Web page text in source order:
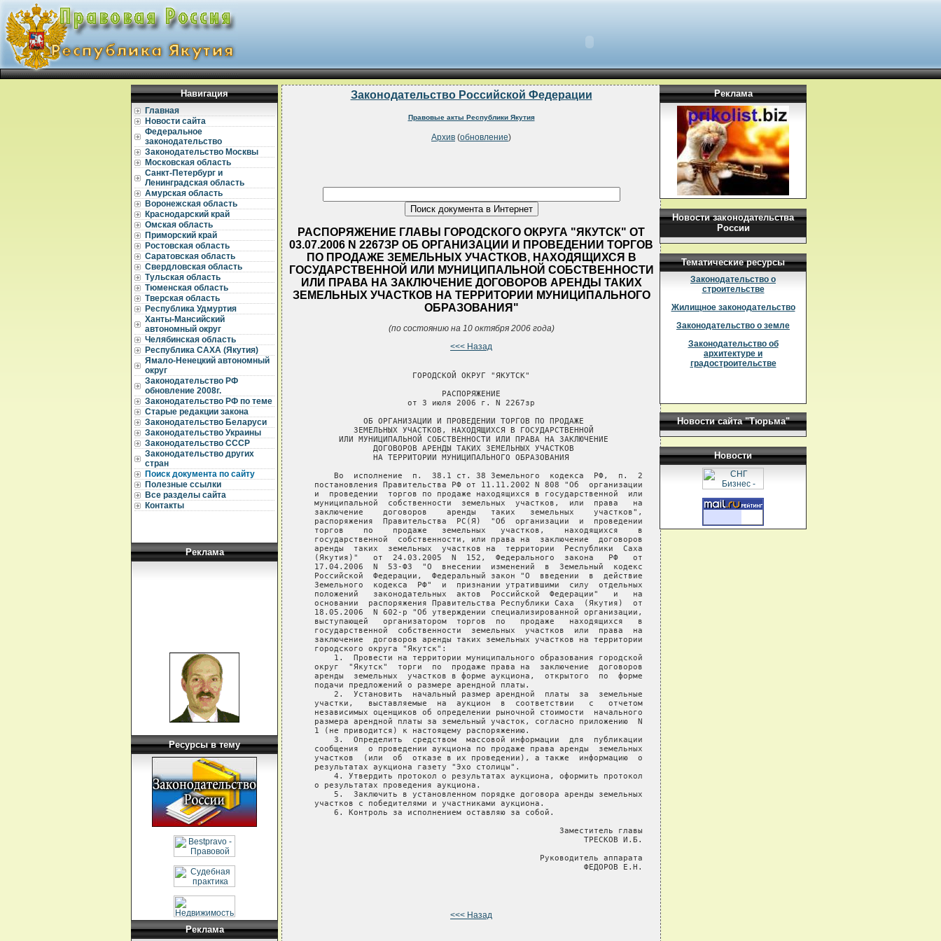
Навигация
Главная
Новости сайта
Федеральное
законодательство
Законодательство Москвы
Московская область
Санкт-Петербург и
Ленинградская область
Амурская область
Воронежская область
Краснодарский край
Омская область
Приморский край
Ростовская область
Саратовская область
Свердловская область
Тульская область
Тюменская область
Тверская область
Республика Удмуртия
Ханты-Мансийский
автономный округ
Челябинская область
Республика САХА (Якутия)
Ямало-Ненецкий автономный
округ
Законодательство РФ
обновление 2008г.
Законодательство РФ по теме
Старые редакции закона
Законодательство Беларуси
Законодательство Украины
Законодательство СССР
Законодательство других
стран
Поиск документа по сайту
Полезные ссылки
Все разделы сайта
Контакты
Реклама
Ресурсы в тему
Реклама
Законодательство Российской Федерации
Правовые акты Республики Якутия
Архив (обновление)
РАСПОРЯЖЕНИЕ ГЛАВЫ ГОРОДСКОГО ОКРУГА "ЯКУТСК" ОТ
03.07.2006 N 2267ЗР ОБ ОРГАНИЗАЦИИ И ПРОВЕДЕНИИ ТОРГОВ
ПО ПРОДАЖЕ ЗЕМЕЛЬНЫХ УЧАСТКОВ, НАХОДЯЩИХСЯ В
ГОСУДАРСТВЕННОЙ ИЛИ МУНИЦИПАЛЬНОЙ СОБСТВЕННОСТИ
ИЛИ ПРАВА НА ЗАКЛЮЧЕНИЕ ДОГОВОРОВ АРЕНДЫ ТАКИХ
ЗЕМЕЛЬНЫХ УЧАСТКОВ НА ТЕРРИТОРИИ МУНИЦИПАЛЬНОГО
ОБРАЗОВАНИЯ"
(по состоянию на 10 октября 2006 года)
<<< Назад
                       ГОРОДСКОЙ ОКРУГ "ЯКУТСК"
                             РАСПОРЯЖЕНИЕ
                      от 3 июля 2006 г. N 2267зр
             ОБ ОРГАНИЗАЦИИ И ПРОВЕДЕНИИ ТОРГОВ ПО ПРОДАЖЕ
           ЗЕМЕЛЬНЫХ УЧАСТКОВ, НАХОДЯЩИХСЯ В ГОСУДАРСТВЕННОЙ
        ИЛИ МУНИЦИПАЛЬНОЙ СОБСТВЕННОСТИ ИЛИ ПРАВА НА ЗАКЛЮЧЕНИЕ
               ДОГОВОРОВ АРЕНДЫ ТАКИХ ЗЕМЕЛЬНЫХ УЧАСТКОВ
               НА ТЕРРИТОРИИ МУНИЦИПАЛЬНОГО ОБРАЗОВАНИЯ
       Во  исполнение  п.  38.1 ст. 38 Земельного  кодекса  РФ,  п.  2
   постановления Правительства РФ от 11.11.2002 N 808 "Об  организации
   и  проведении  торгов по продаже находящихся в государственной  или
   муниципальной  собственности  земельных  участков,  или  права   на
   заключение    договоров    аренды   таких   земельных    участков",
   распоряжения  Правительства  РС(Я)  "Об  организации  и  проведении
   торгов    по    продаже   земельных   участков,    находящихся    в
   государственной  собственности, или права на  заключение  договоров
   аренды  таких  земельных  участков на  территории  Республики  Саха
   (Якутия)"   от  24.03.2005  N  152,  Федерального  закона   РФ   от
   17.04.2006  N  53-ФЗ  "О  внесении  изменений  в  Земельный  кодекс
   Российской  Федерации,  Федеральный закон "О  введении  в  действие
   Земельного  кодекса  РФ"  и  признании утратившими  силу  отдельных
   положений   законодательных  актов  Российской  Федерации"   и   на
   основании  распоряжения Правительства Республики Саха  (Якутия)  от
   18.05.2006  N 602-р "Об утверждении специализированной организации,
   выступающей   организатором  торгов  по   продаже   находящихся   в
   государственной  собственности  земельных  участков  или  права  на
   заключение  договоров аренды таких земельных участков на территории
   городского округа "Якутск":
       1.  Провести на территории муниципального образования городской
   округ  "Якутск"  торги  по  продаже права на  заключение  договоров
   аренды  земельных  участков в форме аукциона,  открытого  по  форме
   подачи предложений о размере арендной платы.
       2.  Установить  начальный размер арендной  платы  за  земельные
   участки,   выставляемые  на  аукцион  в  соответствии   с   отчетом
   независимых оценщиков об определении рыночной стоимости  начального
   размера арендной платы за земельный участок, согласно приложению  N
   1 (не приводится) к настоящему распоряжению.
       3.  Определить  средством  массовой информации  для  публикации
   сообщения  о проведении аукциона по продаже права аренды  земельных
   участков  (или  об  отказе в их проведении), а также  информацию  о
   результатах аукциона газету "Эхо столицы".
       4. Утвердить протокол о результатах аукциона, оформить протокол
   о результатах проведения аукциона.
       5.  Заключить в установленном порядке договора аренды земельных
   участков с победителями и участниками аукциона.
       6. Контроль за исполнением оставляю за собой.
                                                     Заместитель главы
                                                          ТРЕСКОВ И.Б.
                                                 Руководитель аппарата
                                                          ФЕДОРОВ Е.Н.
<<< Назад
Реклама
Новости законодательства
России
Тематические ресурсы
Законодательство о
строительстве
Жилищное законодательство
Законодательство о земле
Законодательство об
архитектуре и
градостроительстве
Новости сайта "Тюрьма"
Новости